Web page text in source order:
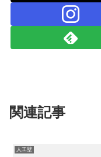
関連記事
人工壁